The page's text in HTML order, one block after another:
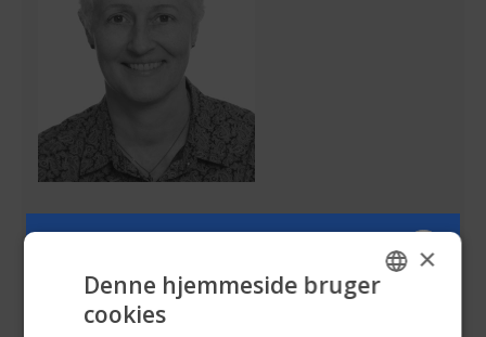
For spørgsmål vedrørende udbud og aftaler, kontakt
×
Denne hjemmeside bruger
cookies